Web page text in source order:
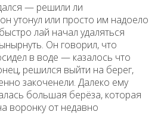
— решили ли
утонул или просто им надоело
лай начал удаляться
Он говорил, что
в воде — казалось что
решился выйти на берег,
закоченели. Далеко ему
большая берёза, которая
воронку от недавно